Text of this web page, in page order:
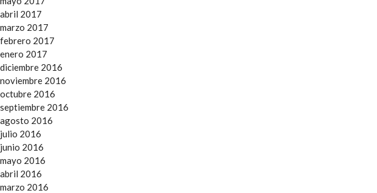
abril 2017
marzo 2017
febrero 2017
enero 2017
diciembre 2016
noviembre 2016
octubre 2016
septiembre 2016
agosto 2016
julio 2016
junio 2016
mayo 2016
abril 2016
marzo 2016